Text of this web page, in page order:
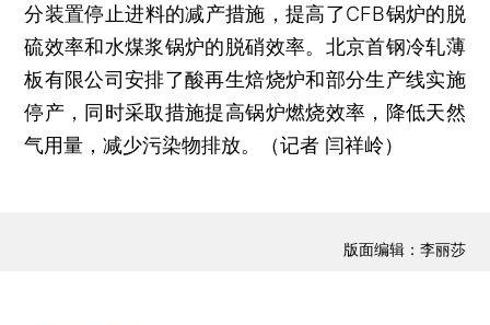
分装置停止进料的减产措施，提高了CFB锅炉的脱
硫效率和水煤浆锅炉的脱硝效率。北京首钢冷轧薄
板有限公司安排了酸再生焙烧炉和部分生产线实施
停产，同时采取措施提高锅炉燃烧效率，降低天然
气用量，减少污染物排放。（记者 闫祥岭）
版面编辑：李丽莎